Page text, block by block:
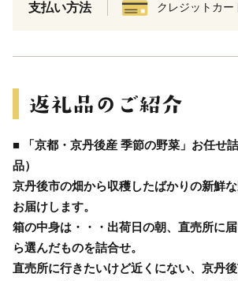
支払い方法 クレジットカー
■ 「京都・京丹後産 季節の野菜」お任せ
品）
京丹後市の畑から収穫したばかりの新鮮
お届けします。
箱の中身は・・・出荷日の朝、直売所に
ら選んだものを詰合せ。
直売所に行きたいけど近くにない、京丹